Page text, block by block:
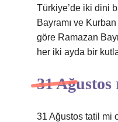
Türkiye’de iki dini
Bayramı ve
göre Ramazan
her iki ayda bir
31
31 Ağustos tatil mi